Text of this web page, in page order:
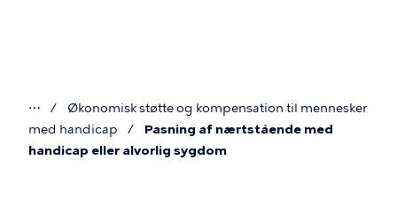
Du
er
⋯
Økonomisk støtte og kompensation til mennesker
med handicap
Pasning af nærtstående med
handicap eller alvorlig sygdom